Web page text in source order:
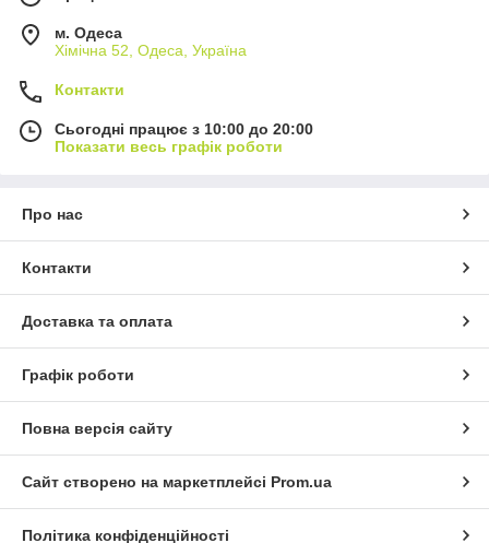
м. Одеса
Хімічна 52, Одеса, Україна
Контакти
Сьогодні працює з 10:00 до 20:00
Показати весь графік роботи
Про нас
Контакти
Доставка та оплата
Графік роботи
Повна версія сайту
Сайт створено на маркетплейсі Prom.ua
Політика конфіденційності